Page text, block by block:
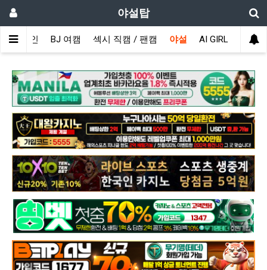
야설탑
메인 BJ 여캠 섹시 직캠 / 팬캠 야설 AI GIRL